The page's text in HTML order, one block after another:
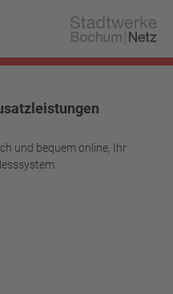
und bequem online, Ihr